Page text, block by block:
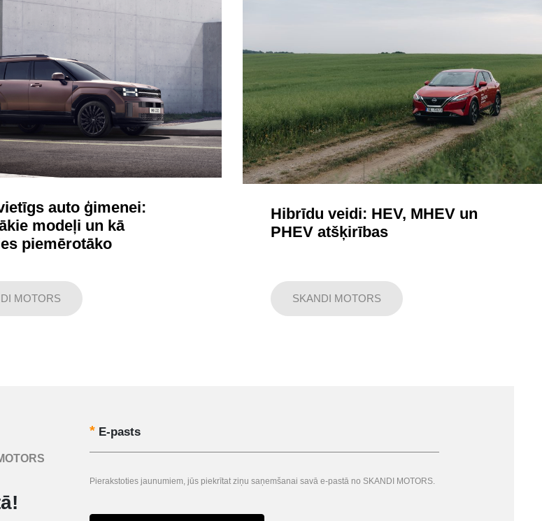
auto ģimenei:
modeļi un kā
piemērotāko
MOTORS
Hibrīdu veidi: HEV, MHEV un
PHEV atšķirības
SKANDI MOTORS
E-pasts
Pierakstoties jaunumiem, jūs piekrītat ziņu saņemšanai savā e-pastā no SKANDI MOTORS.